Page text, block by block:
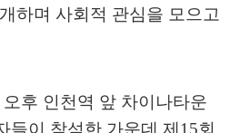
하며 사회적 관심을 모으고
오후 인천역 앞 차이나타운
들이 참석한 가운데 제15회